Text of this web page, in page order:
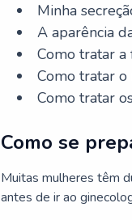
Minha
A aparência
Como tratar
Como tratar o
Como tratar
Como se
Muitas mulheres têm
antes de ir ao